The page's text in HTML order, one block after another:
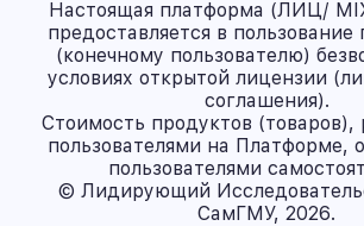
Настоящая платформа (ЛИЦ/
предоставляется в пользование
(конечному пользователю)
условиях открытой лицензии
соглашения).
Стоимость продуктов
пользователями на Платформе,
пользователями
© Лидирующий
СамГМУ, 2026.